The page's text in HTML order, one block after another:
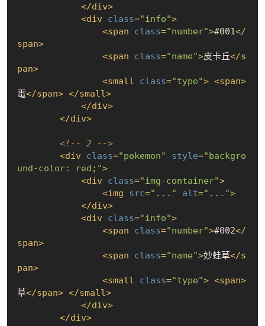
</div>
<div class="info">
<span class="number">#001</
span>
<span class="name">皮卡丘</s
pan>
<small class="type"> <span>
電</span> </small>
</div>
</div>
<!-- 2 -->
<div class="pokemon" style="backgro
und-color: red;">
<div class="img-container">
<img src="..." alt="...">
</div>
<div class="info">
<span class="number">#002</
span>
<span class="name">妙蛙草</s
pan>
<small class="type"> <span>
草</span> </small>
</div>
</div>